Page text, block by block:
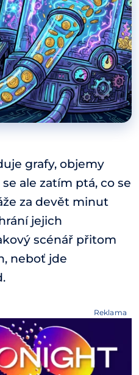
grafy, objemy
ale zatím ptá, co se
za devět minut
jejich
scénář přitom
neboť jde
Reklama